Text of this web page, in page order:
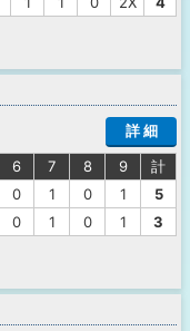
詳 細
6 7 8 9
計
0 1 0 1
5
0 1 0 1
3